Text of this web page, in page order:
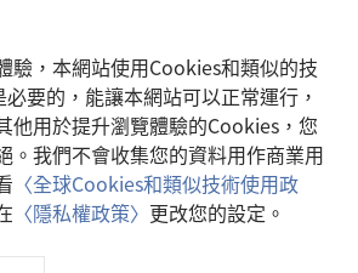
驗，本網站使用Cookies和類似的技
要的，能讓本網站可以正常運行，
他用於提升瀏覽體驗的Cookies，您
。我們不會收集您的資料用作商業用
〈全球Cookies和類似技術使用政
〈隱私權政策〉 更改您的設定。
Bible and Tract Society of Pennsylvania.
|隱私權政策| 隱私設定